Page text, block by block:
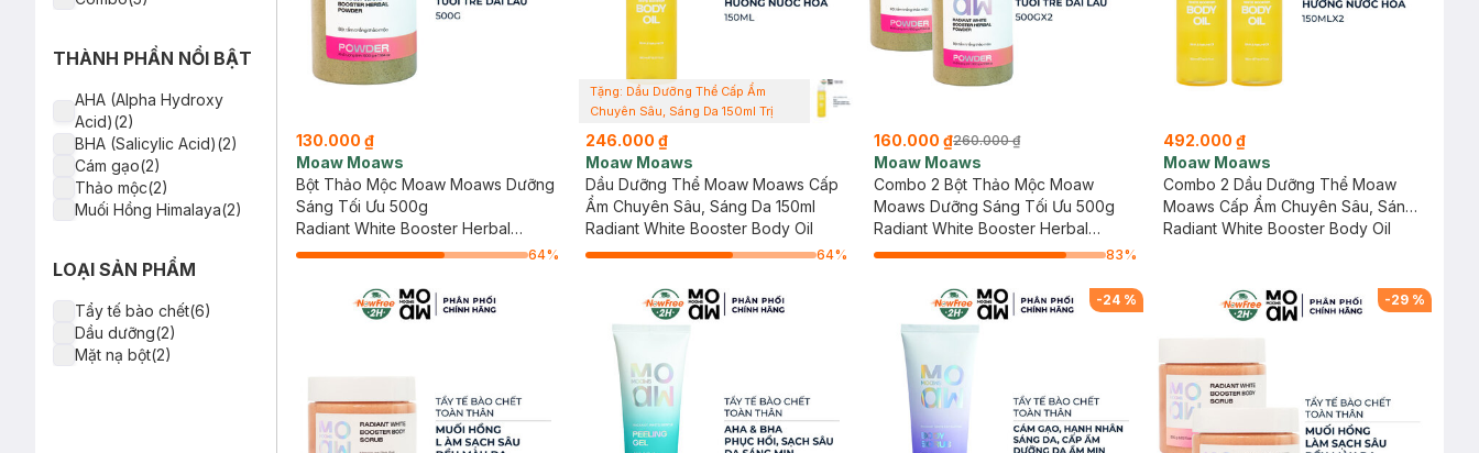
THÀNH PHẦN NỔI BẬT
AHA (Alpha Hydroxy
Acid)(2)
BHA (Salicylic Acid)(2)
Cám gạo(2)
Thảo mộc(2)
Muối Hồng Himalaya(2)
LOẠI SẢN PHẨM
Tẩy tế bào chết(6)
Dầu dưỡng(2)
Mặt nạ bột(2)
130.000 ₫
Moaw Moaws
Bột Thảo Mộc Moaw Moaws Dưỡng
Sáng Tối Ưu 500g
Radiant White Booster Herbal
Powder
64%
Tặng: Dầu Dưỡng Thể Cấp Ẩm
Chuyên Sâu, Sáng Da 150ml Trị
Giá 246k (SL có hạn)
246.000 ₫
Moaw Moaws
Dầu Dưỡng Thể Moaw Moaws Cấp
Ẩm Chuyên Sâu, Sáng Da 150ml
Radiant White Booster Body Oil
64%
160.000 ₫260.000 ₫
Moaw Moaws
Combo 2 Bột Thảo Mộc Moaw
Moaws Dưỡng Sáng Tối Ưu 500g
Radiant White Booster Herbal
Powder
83%
492.000 ₫
Moaw Moaws
Combo 2 Dầu Dưỡng Thể Moaw
Moaws Cấp Ẩm Chuyên Sâu, Sáng
Da 150ml
Radiant White Booster Body Oil
-24% -29 %